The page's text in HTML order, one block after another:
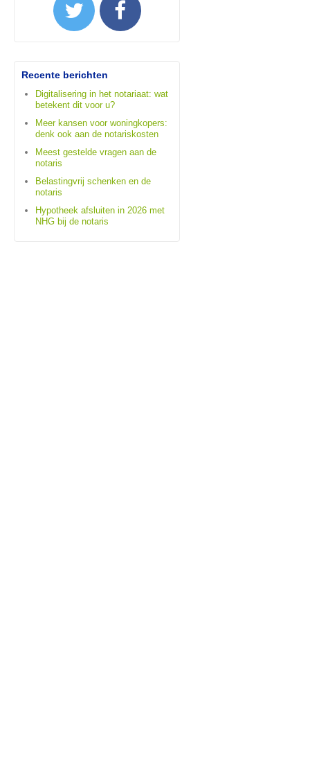
Recente berichten
Digitalisering in het notariaat: wat
betekent dit voor u?
Meer kansen voor woningkopers:
denk ook aan de notariskosten
Meest gestelde vragen aan de
notaris
Belastingvrij schenken en de
notaris
Hypotheek afsluiten in 2026 met
NHG bij de notaris